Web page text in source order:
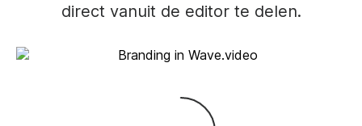
direct vanuit de editor te delen.